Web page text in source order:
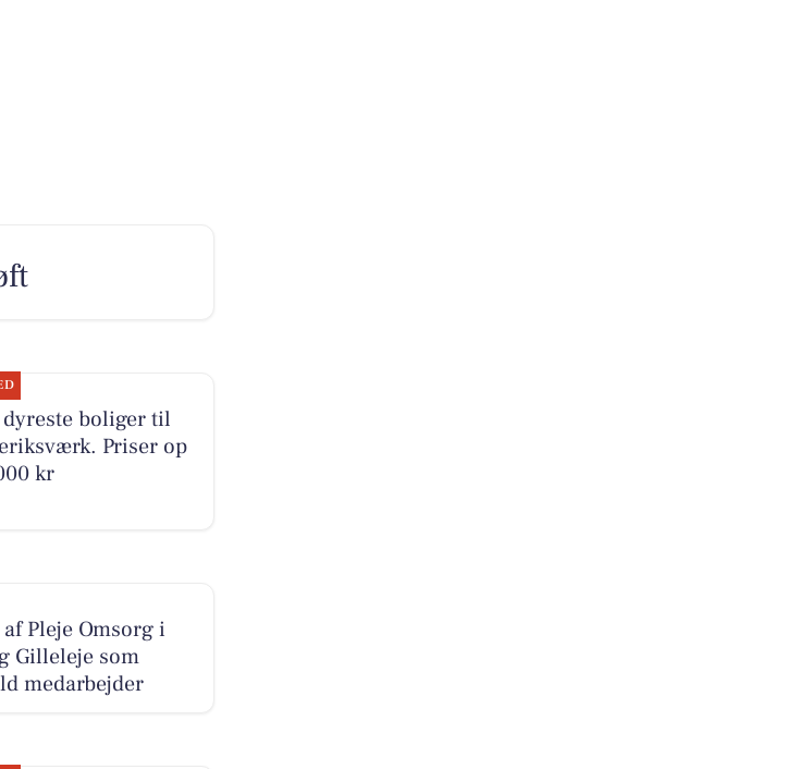
boliger til
Priser op
kr
Pleje Omsorg i
Gilleleje som
medarbejder